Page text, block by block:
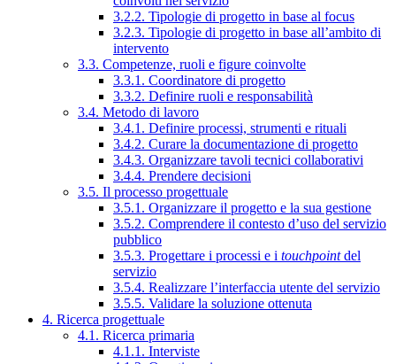
3.2.2. Tipologie di progetto in base al focus
3.2.3. Tipologie di progetto in base all’ambito di
intervento
3.3. Competenze, ruoli e figure coinvolte
3.3.1. Coordinatore di progetto
3.3.2. Definire ruoli e responsabilità
3.4. Metodo di lavoro
3.4.1. Definire processi, strumenti e rituali
3.4.2. Curare la documentazione di progetto
3.4.3. Organizzare tavoli tecnici collaborativi
3.4.4. Prendere decisioni
3.5. Il processo progettuale
3.5.1. Organizzare il progetto e la sua gestione
3.5.2. Comprendere il contesto d’uso del servizio
pubblico
3.5.3. Progettare i processi e i touchpointdel
servizio
3.5.4. Realizzare l’interfaccia utente del servizio
3.5.5. Validare la soluzione ottenuta
4. Ricerca progettuale
4.1. Ricerca primaria
4.1.1. Interviste